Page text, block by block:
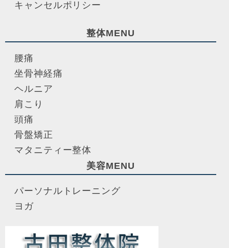
キャンセルポリシー
整体MENU
腰痛
坐骨神経痛
ヘルニア
肩こり
頭痛
骨盤矯正
マタニティー整体
美容MENU
パーソナルトレーニング
ヨガ